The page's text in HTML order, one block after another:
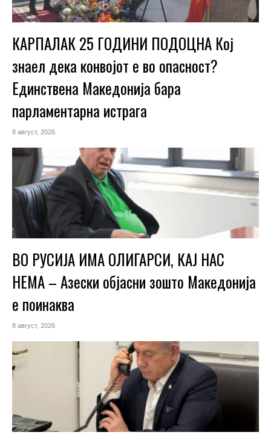
КАРПАЛАК 25 ГОДИНИ ПОДОЦНА Кој
знаел дека конвојот е во опасност?
Единствена Македoнија бара
парламентарна истрага
8 август, 2026
ВО РУСИЈА ИМА ОЛИГАРСИ, КАЈ НАС
НЕМА – Азески објасни зошто Македонија
е поинаква
8 август, 2026